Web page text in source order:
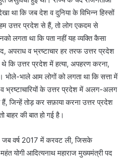
था कि जब देश व दुनिया के विभिन्न हिस्सों
उत्तर प्रदेश से हैं, तो लोग एकदम से
लगता था कि पता नहीं यह व्यक्ति कैसा
अपराध व भ्रष्टाचार हर तरफ उत्तर प्रदेश
कि उत्तर प्रदेश में हत्या, अपहरण करना,
भोले-भाले आम लोगों को लगता था कि सत्ता में
व भ्रष्टाचारियों के उत्तर प्रदेश में अलग-अलग
जिन्हें तोड़ कर सफ़ाया करना उत्तर प्रदेश
की बात हो गई है।
जब वर्ष 2017 में करवट ली, जिसके
योगी आदित्यनाथ महाराज मुख्यमंत्री पद